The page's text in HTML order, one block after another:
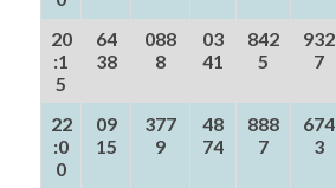
20
:1
5
64
38
088
8
03
41
842
5
932
7
22
:0
0
09
15
377
9
48
74
888
7
674
3